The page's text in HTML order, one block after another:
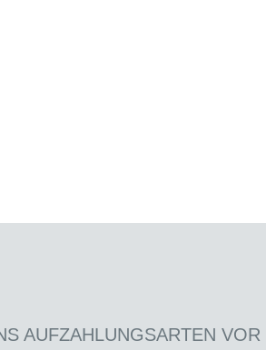
AUFZAHLUNGSARTEN VOR